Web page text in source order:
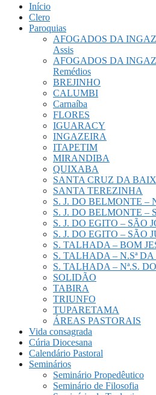
Início
Clero
Paroquias
AFOGADOS DA
Assis
AFOGADOS DA
Remédios
BREJINHO
CALUMBI
Carnaíba
FLORES
IGUARACY
INGAZEIRA
ITAPETIM
MIRANDIBA
QUIXABA
SANTA CRUZ DA
SANTA TEREZINHA
S. J. DO BELMONTE –
S. J. DO BELMONTE –
S. J. DO EGITO – SÃO
S. J. DO EGITO – SÃO
S. TALHADA – BOM
S. TALHADA – N.Sª DA
S. TALHADA – Nª.S.
SOLIDÃO
TABIRA
TRIUNFO
TUPARETAMA
ÁREAS PASTORAIS
Vida consagrada
Cúria Diocesana
Calendário Pastoral
Seminários
Seminário Propedêutico
Seminário de Filosofia